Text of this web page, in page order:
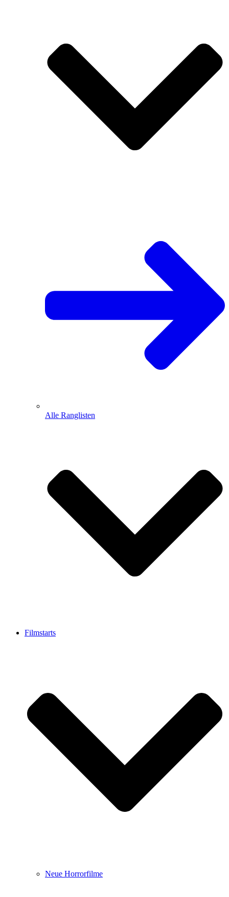
Alle Ranglisten
Filmstarts
Neue Horrorfilme